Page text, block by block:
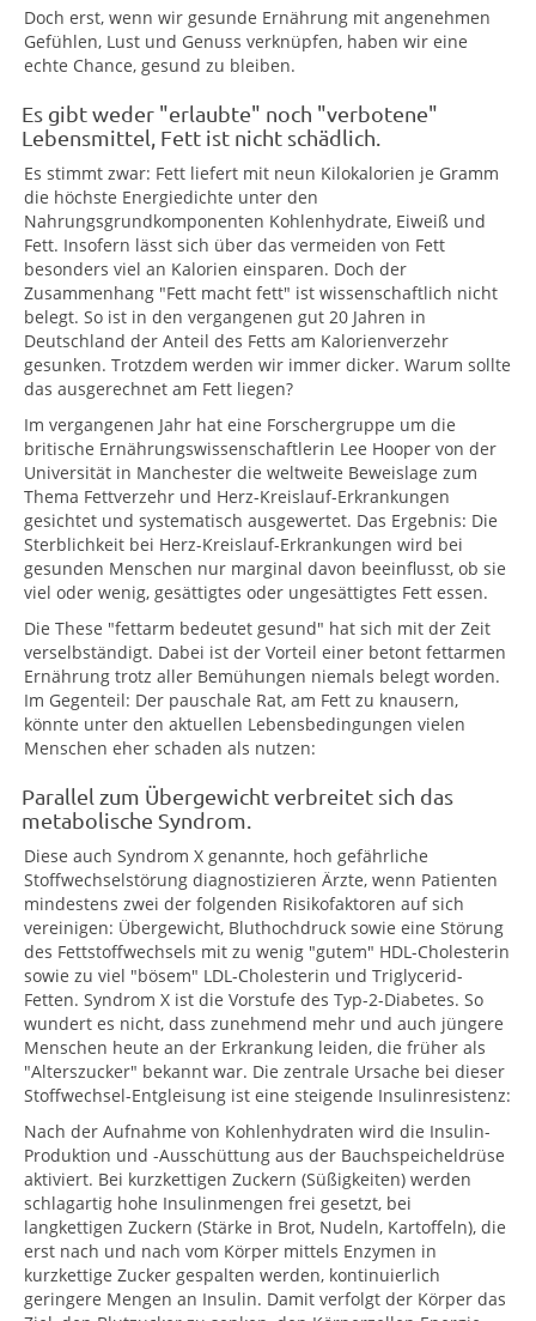
Doch erst, wenn wir gesunde Ernährung mit angenehmen
Gefühlen, Lust und Genuss verknüpfen, haben wir eine
echte Chance, gesund zu bleiben.
Es gibt weder "erlaubte" noch "verbotene"
Lebensmittel, Fett ist nicht schädlich.
Es stimmt zwar: Fett liefert mit neun Kilokalorien je Gramm
die höchste Energiedichte unter den
Nahrungsgrundkomponenten Kohlenhydrate, Eiweiß und
Fett. Insofern lässt sich über das vermeiden von Fett
besonders viel an Kalorien einsparen. Doch der
Zusammenhang "Fett macht fett" ist wissenschaftlich nicht
belegt. So ist in den vergangenen gut 20 Jahren in
Deutschland der Anteil des Fetts am Kalorienverzehr
gesunken. Trotzdem werden wir immer dicker. Warum sollte
das ausgerechnet am Fett liegen?
Im vergangenen Jahr hat eine Forschergruppe um die
britische Ernährungswissenschaftlerin Lee Hooper von der
Universität in Manchester die weltweite Beweislage zum
Thema Fettverzehr und Herz-Kreislauf-Erkrankungen
gesichtet und systematisch ausgewertet. Das Ergebnis: Die
Sterblichkeit bei Herz-Kreislauf-Erkrankungen wird bei
gesunden Menschen nur marginal davon beeinflusst, ob sie
viel oder wenig, gesättigtes oder ungesättigtes Fett essen.
Die These "fettarm bedeutet gesund" hat sich mit der Zeit
verselbständigt. Dabei ist der Vorteil einer betont fettarmen
Ernährung trotz aller Bemühungen niemals belegt worden.
Im Gegenteil: Der pauschale Rat, am Fett zu knausern,
könnte unter den aktuellen Lebensbedingungen vielen
Menschen eher schaden als nutzen:
Parallel zum Übergewicht verbreitet sich das
metabolische Syndrom.
Diese auch Syndrom X genannte, hoch gefährliche
Stoffwechselstörung diagnostizieren Ärzte, wenn Patienten
mindestens zwei der folgenden Risikofaktoren auf sich
vereinigen: Übergewicht, Bluthochdruck sowie eine Störung
des Fettstoffwechsels mit zu wenig "gutem" HDL-Cholesterin
sowie zu viel "bösem" LDL-Cholesterin und Triglycerid-
Fetten. Syndrom X ist die Vorstufe des Typ-2-Diabetes. So
wundert es nicht, dass zunehmend mehr und auch jüngere
Menschen heute an der Erkrankung leiden, die früher als
"Alterszucker" bekannt war. Die zentrale Ursache bei dieser
Stoffwechsel-Entgleisung ist eine steigende Insulinresistenz:
Nach der Aufnahme von Kohlenhydraten wird die Insulin-
Produktion und -Ausschüttung aus der Bauchspeicheldrüse
aktiviert. Bei kurzkettigen Zuckern (Süßigkeiten) werden
schlagartig hohe Insulinmengen frei gesetzt, bei
langkettigen Zuckern (Stärke in Brot, Nudeln, Kartoffeln), die
erst nach und nach vom Körper mittels Enzymen in
kurzkettige Zucker gespalten werden, kontinuierlich
geringere Mengen an Insulin. Damit verfolgt der Körper das